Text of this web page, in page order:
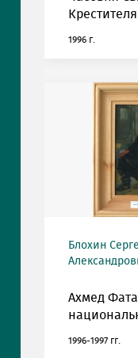
1996 г.
Блохин
Ахмед
1996-1997 гг.